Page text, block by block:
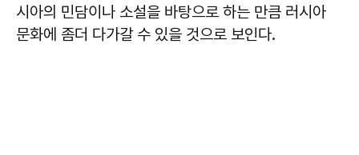
시아의 민담이나 소설을 바탕으로 하는 만큼 러시아
문화에 좀더 다가갈 수 있을 것으로 보인다.